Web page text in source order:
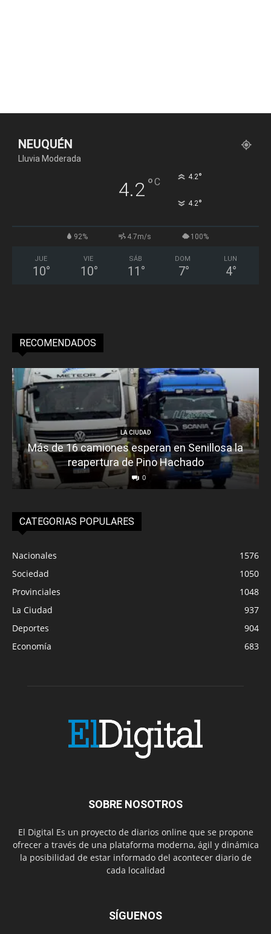
NEUQUÉN
Lluvia Moderada
4.2°C 4.2°
4.2°
92% 4.7m/s 100%
JUE
10°
VIE
10°
SÁB
11 °
DOM
7°
LUN
4°
RECOMENDADOS
LA CIUDAD
Más de 16 camiones esperan en Senillosa la
reapertura de Pino Hachado
0
CATEGORIAS POPULARES
Nacionales
1576
Sociedad
1050
Provinciales
1048
La Ciudad
937
Deportes
904
Economía
683
SOBRE NOSOTROS
El Digital Es un proyecto de diarios online que se propone
ofrecer a través de una plataforma moderna, ágil y dinámica
la posibilidad de estar informado del acontecer diario de
cada localidad
SÍGUENOS